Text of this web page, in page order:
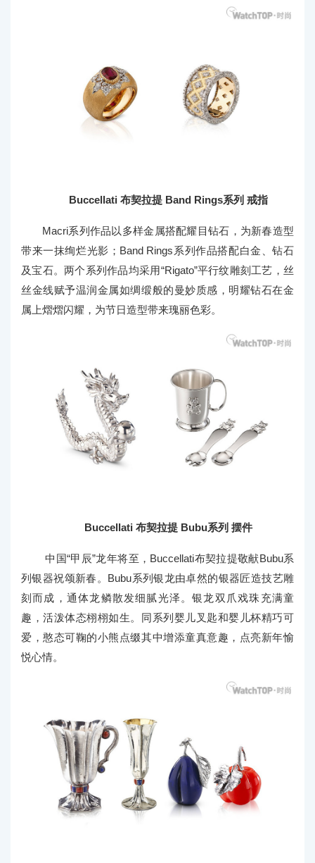
Buccellati 布契拉提 Band Rings系列 戒指
Macri系列作品以多样金属搭配耀目钻石，为新春造型
带来一抹绚烂光影；Band Rings系列作品搭配白金、钻石
及宝石。两个系列作品均采用“Rigato”平行纹雕刻工艺，丝
丝金线赋予温润金属如绸缎般的曼妙质感，明耀钻石在金
属上熠熠闪耀，为节日造型带来瑰丽色彩。
Buccellati 布契拉提 Bubu系列 摆件
中国“甲辰”龙年将至，Buccellati布契拉提敬献Bubu系
列银器祝颂新春。Bubu系列银龙由卓然的银器匠造技艺雕
刻而成，通体龙鳞散发细腻光泽。银龙双爪戏珠充满童
趣，活泼体态栩栩如生。同系列婴儿叉匙和婴儿杯精巧可
爱，憨态可鞠的小熊点缀其中增添童真意趣，点亮新年愉
悦心情。